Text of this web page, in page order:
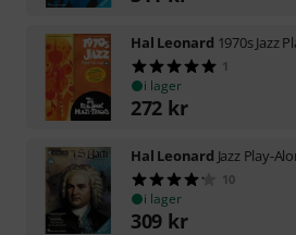
Hal Leonard 1970s Jazz
1
i lager
272 kr
Hal Leonard Jazz Play-
10
i lager
309 kr